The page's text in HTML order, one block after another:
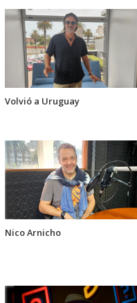
Volvió a Uruguay
Nico Arnicho